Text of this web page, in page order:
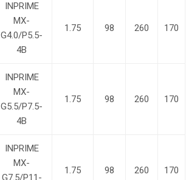
INPRIME
MX-
G4.0/P5.5-
4B
1.75 98 260 170
INPRIME
MX-
G5.5/P7.5-
4B
1.75 98 260 170
INPRIME
MX-
G7.5/P11-
1.75 98 260 170